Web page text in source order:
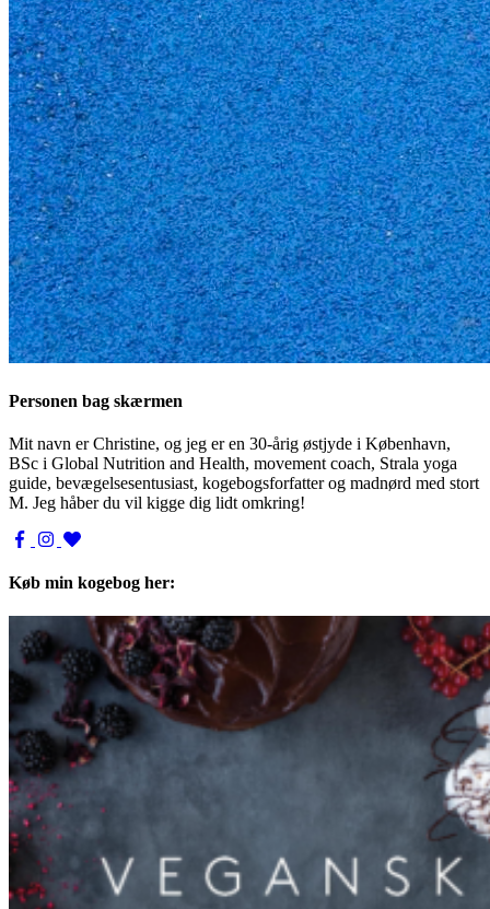
Personen bag skærmen
Mit navn er Christine, og jeg er en 30-årig østjyde i København,
BSc i Global Nutrition and Health, movement coach, Strala yoga
guide, bevægelsesentusiast, kogebogsforfatter og madnørd med stort
M. Jeg håber du vil kigge dig lidt omkring!
Køb min kogebog her: